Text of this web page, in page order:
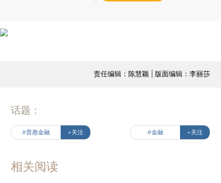
责任编辑：陈慧颖 | 版面编辑：李丽莎
话题：
#普惠金融 +关注 #金融 +关注
相关阅读